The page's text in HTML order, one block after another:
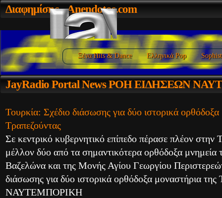
Ξένα Hits & Dance Ελληνικά Pop
Διαφημίσης- Anendotos.com
JayRadioPortal News ΡΟΗ ΕΙΔΗΣΕΩΝ
Τουρκία: Σχέδιο διάσωσης για δύο ιστορικά
Τραπεζούντας
Σε κεντρικό κυβερνητικό επίπεδο πέρασε πλέον στην
μέλλον δύο από τα σημαντικότερα ορθόδοξα
Βαζελώνα και της Μονής Αγίου Γεωργίου
διάσωσης για δύο ιστορικά ορθόδοξα μοναστήρια
ΝΑΥΤΕΜΠΟΡΙΚΗ